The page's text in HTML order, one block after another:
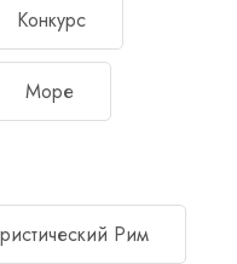
Конкурс
Море
Рим